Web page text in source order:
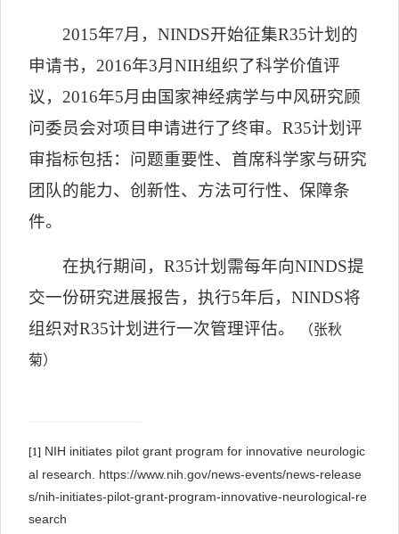
2015年7月， NINDS开始征集R35计划的
申请书， 2016年3月NIH组织了科学价值评
议， 2016年5月由国家神经病学与中风研究顾
问委员会对项目申请进行了终审。R35计划评
审指标包括：问题重要性、首席科学家与研究
团队的能力、创新性、方法可行性、保障条
件。
在执行期间， R35计划需每年向NINDS提
交一份研究进展报告，执行5年后，NINDS将
组织对R35计划进行一次管理评估。
（张秋
菊）
[1] NIH initiates pilot grant program for innovative neurologic
al research. https://www.nih.gov/news-events/news-release
s/nih-initiates-pilot-grant-program-innovative-neurological-re
search